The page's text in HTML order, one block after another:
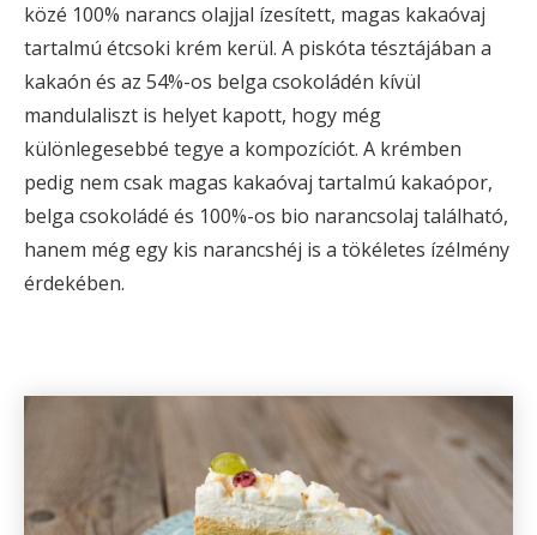
közé 100% narancs olajjal ízesített, magas kakaóvaj
tartalmú étcsoki krém kerül. A piskóta tésztájában a
kakaón és az 54%-os belga csokoládén kívül
mandulaliszt is helyet kapott, hogy még
különlegesebbé tegye a kompozíciót. A krémben
pedig nem csak magas kakaóvaj tartalmú kakaópor,
belga csokoládé és 100%-os bio narancsolaj található,
hanem még egy kis narancshéj is a tökéletes ízélmény
érdekében.